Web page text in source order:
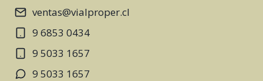
ventas@vialproper.cl
9 6853 0434
9 5033 1657
9 5033 1657